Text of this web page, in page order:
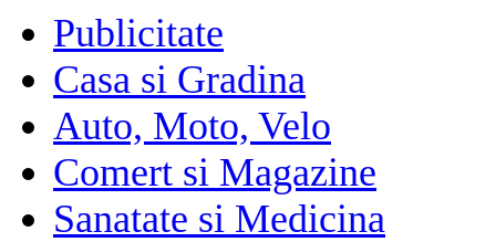
Publicitate
Casa si Gradina
Auto, Moto, Velo
Comert si Magazine
Sanatate si Medicina